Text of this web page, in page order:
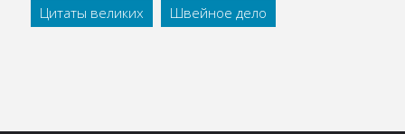
Цитаты великих
Швейное дело